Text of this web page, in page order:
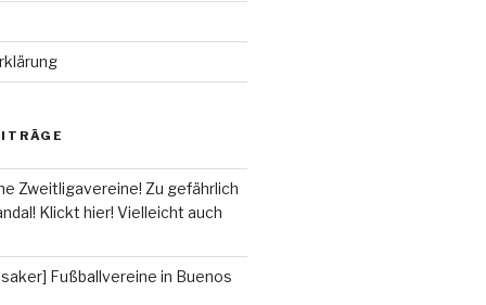
Zweitligavereine! Zu gefährlich
Klickt hier! Vielleicht auch
Fußballvereine in Buenos